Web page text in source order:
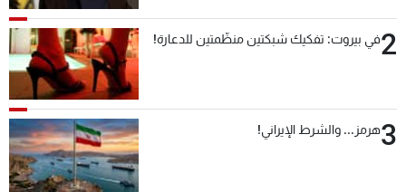
2في بيروت: تفكيك شبكتين منظّمتين للدعارة!
3هرمز... والشرط الإيراني!